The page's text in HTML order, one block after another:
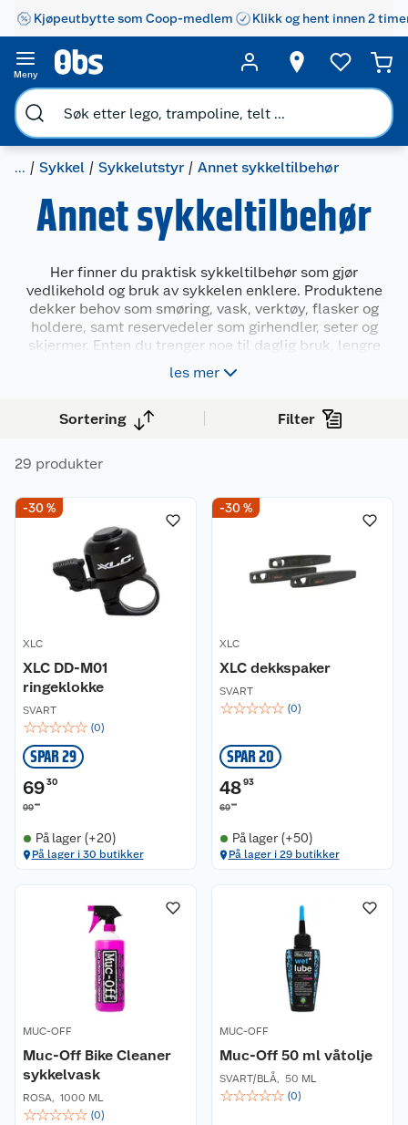
Kjøpeutbytte som Coop-medlem Klikk og hent innen 2
Meny
... Sykkel Sykkelutstyr Annet sykkeltilbehør
Annet sykkeltilbehør
Her finner du praktisk sykkeltilbehør som gjør
vedlikehold og bruk av sykkelen enklere. Produktene
dekker behov som smøring, vask, verktøy, flasker og
holdere, samt reservedeler som girhendler, seter og
skjermer. Enten du trenger noe til daglig bruk, lengre
turer eller småreparasjoner, finner du nyttig utstyr i
denne kategorien. Perfekt for deg som vil holde
les mer
Sortering Filter
29 produkter
-30 %
XLC
XLC DD-M01
ringeklokke
SVART
☆☆☆☆☆ (0)
SPAR 29
6930
9900
På lager (+20)
På lager i 30 butikker
-30 %
XLC
XLC dekkspaker
SVART
☆☆☆☆☆ (0)
SPAR 20
4893
6990
På lager (+50)
På lager i 29 butikker
MUC-OFF
Muc-Off Bike Cleaner
sykkelvask
ROSA, 1000 ML
☆☆☆☆☆ (0)
MUC-OFF
Muc-Off 50 ml våtolje
SVART/BLÅ, 50 ML
☆☆☆☆☆ (0)